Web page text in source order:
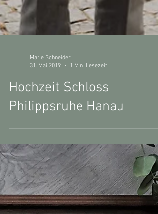
Marie Schneider
31. Mai 2019
1 Min. Lesezeit
Hochzeit Schloss
Philippsruhe Hanau